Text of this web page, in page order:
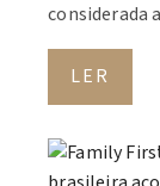
considerada
LER